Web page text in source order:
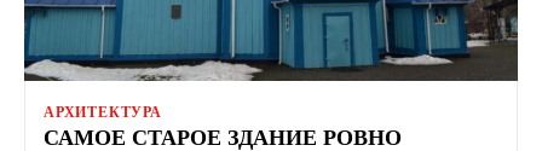
АРХИТЕКТУРА
САМОЕ СТАРОЕ ЗДАНИЕ РОВНО